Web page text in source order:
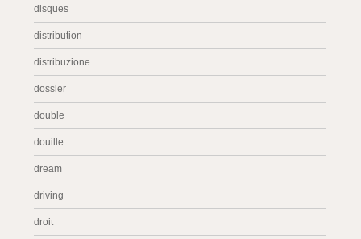
disques
distribution
distribuzione
dossier
double
douille
dream
driving
droit